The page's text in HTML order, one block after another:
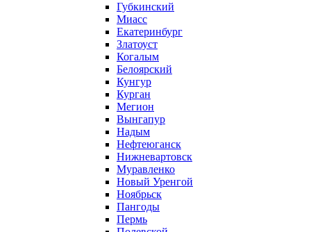
Губкинский
Миасс
Екатеринбург
Златоуст
Когалым
Белоярский
Кунгур
Курган
Мегион
Вынгапур
Надым
Нефтеюганск
Нижневартовск
Муравленко
Новый Уренгой
Ноябрьск
Пангоды
Пермь